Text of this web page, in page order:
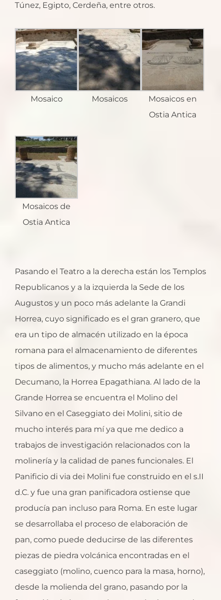
Túnez, Egipto, Cerdeña, entre otros.
Mosaico Mosaicos
Mosaicos en
Ostia Antica
Mosaicos de
Ostia Antica
Pasando el Teatro a la derecha están los Templos
Republicanos y a la izquierda la Sede de los
Augustos y un poco más adelante la Grandi
Horrea, cuyo significado es el gran granero, que
era un tipo de almacén utilizado en la época
romana para el almacenamiento de diferentes
tipos de alimentos, y mucho más adelante en el
Decumano, la Horrea Epagathiana. Al lado de la
Grande Horrea se encuentra el Molino del
Silvano en el Caseggiato dei Molini, sitio de
mucho interés para mí ya que me dedico a
trabajos de investigación relacionados con la
molinería y la calidad de panes funcionales. El
Panificio di via dei Molini fue construido en el s.II
d.C. y fue una gran panificadora ostiense que
producía pan incluso para Roma. En este lugar
se desarrollaba el proceso de elaboración de
pan, como puede deducirse de las diferentes
piezas de piedra volcánica encontradas en el
caseggiato (molino, cuenco para la masa, horno),
desde la molienda del grano, pasando por la